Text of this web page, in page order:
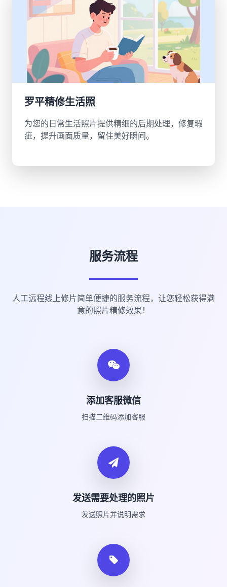
罗平精修生活照
为您的日常生活照片提供精细的后期处理，修复瑕
疵，提升画面质量，留住美好瞬间。
服务流程
人工远程线上修片简单便捷的服务流程，让您轻松获得满
意的照片精修效果！
添加客服微信
扫描二维码添加客服
发送需要处理的照片
发送照片并说明需求